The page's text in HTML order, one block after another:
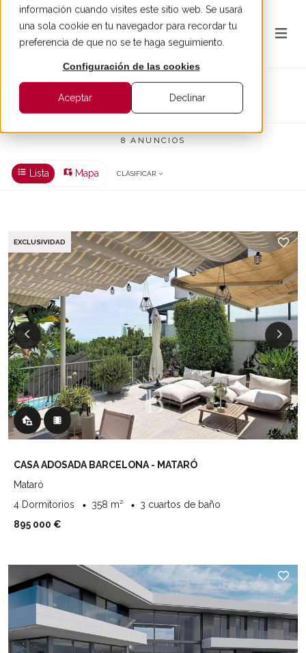
información cuando visites este sitio web. Se usará
una sola cookie en tu navegador para recordar tu
preferencia de que no se te haga seguimiento.
Configuración de las cookies
Aceptar Declinar
Casa en venta en Mataró
COMPRAR > MATARÓ > CASA
8 ANUNCIOS
Lista Mapa CLASIFICAR
EXCLUSIVIDAD
CASA ADOSADA BARCELONA - MATARÓ
Mataró
4 Dormitorios
358 m²
3 cuartos de baño
895 000 €